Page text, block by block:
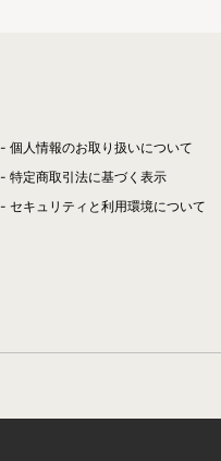
個人情報のお取り扱いについて
特定商取引法に基づく表示
セキュリティと利用環境について